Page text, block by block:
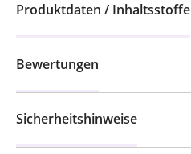
Produktdaten / Inhaltsstoffe
Bewertungen
Sicherheitshinweise